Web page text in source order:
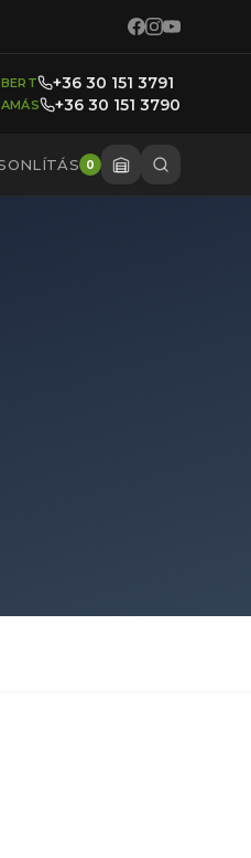
+36 30 151 3791
+36 30 151 3790
0